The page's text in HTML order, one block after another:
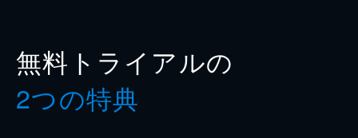
無料トライアルの
2つの特典